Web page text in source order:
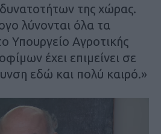
της χώρας.
λύνονται όλα τα
Υπουργείο Αγροτικής
έχει επιμείνει σε
εδώ και πολύ καιρό.»